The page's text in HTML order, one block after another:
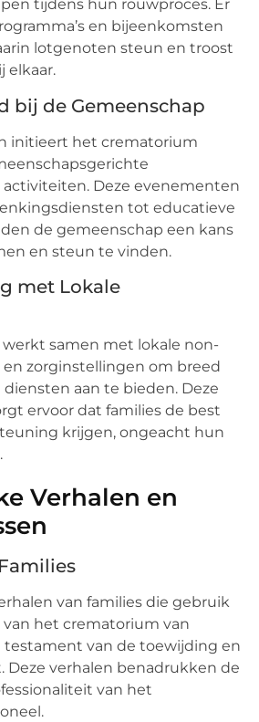
tijdens hun rouwproces. Er
en bijeenkomsten
lotgenoten steun en troost
elkaar.
bij de Gemeenschap
initieert het crematorium
Deze evenementen
tot educatieve
de gemeenschap een kans
en steun te vinden.
met Lokale
samen met lokale non-
zorginstellingen om breed
aan te bieden. Deze
ervoor dat families de best
krijgen, ongeacht hun
Verhalen en
van families die gebruik
het crematorium van
testament van de toewijding en
Deze verhalen benadrukken de
van het